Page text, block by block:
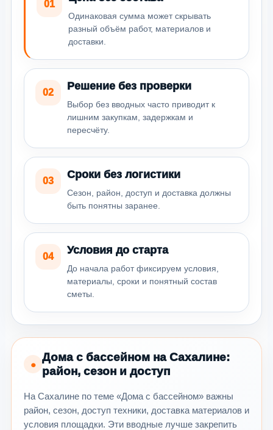
01
Одинаковая сумма может скрывать
разный объём работ, материалов и
доставки.
02
Решение без проверки
Выбор без вводных часто приводит к
лишним закупкам, задержкам и
пересчёту.
03
Сроки без логистики
Сезон, район, доступ и доставка должны
быть понятны заранее.
04
Условия до старта
До начала работ фиксируем условия,
материалы, сроки и понятный состав
сметы.
●
Дома с бассейном на Сахалине:
район, сезон и доступ
На Сахалине по теме «Дома с бассейном» важны
район, сезон, доступ техники, доставка материалов и
условия площадки. Эти вводные лучше закрепить